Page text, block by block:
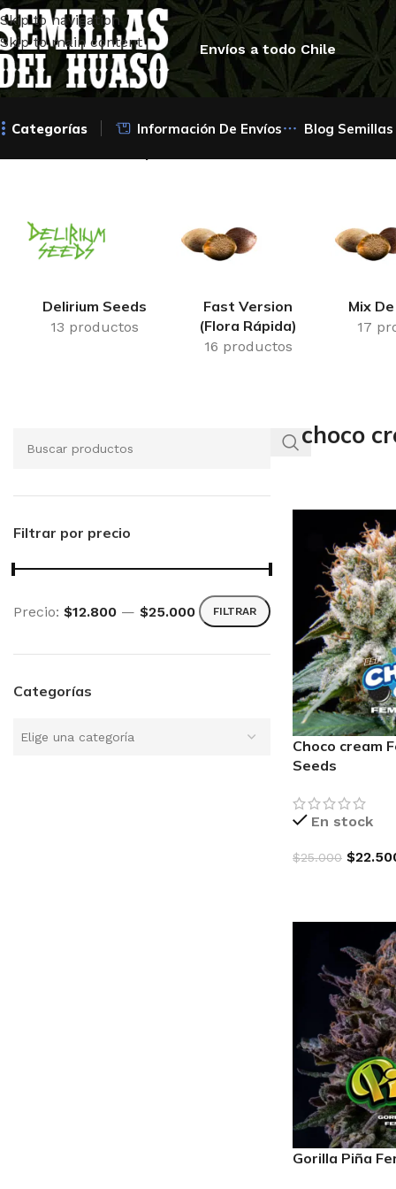
Skip to navigation
Skip to main content
Envíos a todo Chile
Categorías Información De Envíos Blog
Perfect Tree
9 productos
Promos Del
Huaso
17 productos
5
Filtrar por precio
FILTRAR
Precio: $12.800 — $25.000
Categorías
Elige una categoría
choco
Choco cream
Seeds
En stock
$25.000 $
Gorilla Piña